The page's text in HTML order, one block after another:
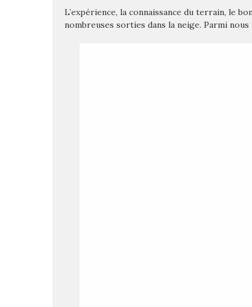
L’expérience, la connaissance du terrain, le
nombreuses sorties dans la neige. Parmi